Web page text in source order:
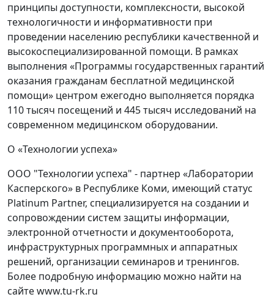
принципы доступности, комплексности, высокой
технологичности и информативности при
проведении населению республики качественной и
высокоспециализированной помощи. В рамках
выполнения «Программы государственных гарантий
оказания гражданам бесплатной медицинской
помощи» центром ежегодно выполняется порядка
110 тысяч посещений и 445 тысяч исследований на
современном медицинском оборудовании.
О «Технологии успеха»
ООО "Технологии успеха" - партнер «Лаборатории
Касперского» в Республике Коми, имеющий статус
Platinum Partner, специализируется на создании и
сопровождении систем защиты информации,
электронной отчетности и документооборота,
инфраструктурных программных и аппаратных
решений, организации семинаров и тренингов.
Более подробную информацию можно найти на
сайте www.tu-rk.ru